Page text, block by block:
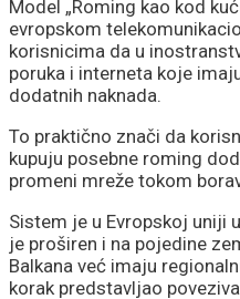
Model „Roming kao kod
evropskom
korisnicima da u
poruka i interneta koje
dodatnih naknada.
To praktično znači da
kupuju posebne roming
promeni mreže tokom
Sistem je u Evropskoj uniji
je proširen i na pojedine
Balkana već imaju
korak predstavljao